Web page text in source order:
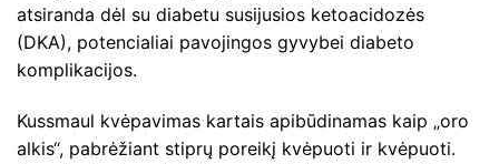
atsiranda dėl su diabetu susijusios ketoacidozės
(DKA), potencialiai pavojingos gyvybei diabeto
komplikacijos.
Kussmaul kvėpavimas kartais apibūdinamas kaip „oro
alkis“, pabrėžiant stiprų poreikį kvėpuoti ir kvėpuoti.